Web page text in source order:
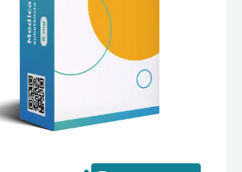
do produtoDorflex 300 mg +